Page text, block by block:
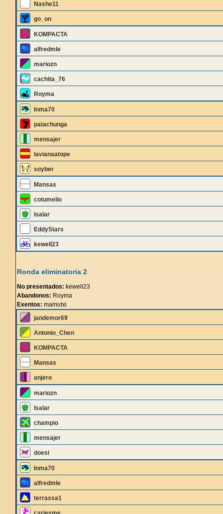
Nashe11
go_on
KOMPACTA
alfredmle
mariozn
cachita_76
Royma
Inma70
patachunga
mensajer
lavianaatope
soyber
Mansas
cotumelio
Isalar
EddyStars
kewell23
Ronda eliminatoria 2
No presentados: kewell23
Abandonos: Royma
Exentos: mamutxi
jandemor69
Antonio_Chen
KOMPACTA
Mansas
anjero
mariozn
Isalar
champio
mensajer
doesi
Inma70
alfredmle
terrassa1